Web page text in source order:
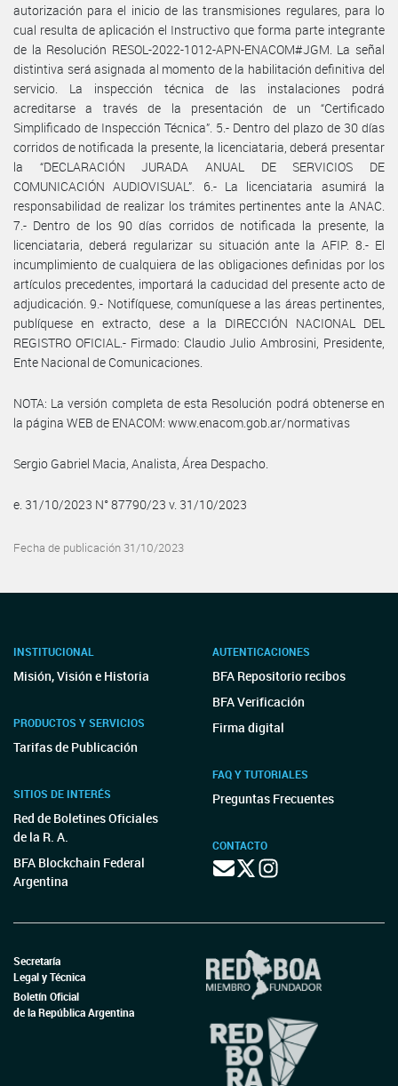
autorización para el inicio de las transmisiones regulares, para lo
cual resulta de aplicación el Instructivo que forma parte integrante
de la Resolución RESOL-2022-1012-APN-ENACOM#JGM. La señal
distintiva será asignada al momento de la habilitación definitiva del
servicio. La inspección técnica de las instalaciones podrá
acreditarse a través de la presentación de un “Certificado
Simplificado de Inspección Técnica”. 5.- Dentro del plazo de 30 días
corridos de notificada la presente, la licenciataria, deberá presentar
la “DECLARACIÓN JURADA ANUAL DE SERVICIOS DE
COMUNICACIÓN AUDIOVISUAL”. 6.- La licenciataria asumirá la
responsabilidad de realizar los trámites pertinentes ante la ANAC.
7.- Dentro de los 90 días corridos de notificada la presente, la
licenciataria, deberá regularizar su situación ante la AFIP. 8.- El
incumplimiento de cualquiera de las obligaciones definidas por los
artículos precedentes, importará la caducidad del presente acto de
adjudicación. 9.- Notifíquese, comuníquese a las áreas pertinentes,
publíquese en extracto, dese a la DIRECCIÓN NACIONAL DEL
REGISTRO OFICIAL.- Firmado: Claudio Julio Ambrosini, Presidente,
Ente Nacional de Comunicaciones.
NOTA: La versión completa de esta Resolución podrá obtenerse en
la página WEB de ENACOM: www.enacom.gob.ar/normativas
Sergio Gabriel Macia, Analista, Área Despacho.
e. 31/10/2023 N° 87790/23 v. 31/10/2023
Fecha de publicación 31/10/2023
INSTITUCIONAL
Misión, Visión e Historia
PRODUCTOS Y SERVICIOS
Tarifas de Publicación
SITIOS DE INTERÉS
Red de Boletines Oficiales
de la R. A.
BFA Blockchain Federal
Argentina
AUTENTICACIONES
BFA Repositorio recibos
BFA Verificación
Firma digital
FAQ Y TUTORIALES
Preguntas Frecuentes
CONTACTO
Secretaría
Legal y Técnica
Boletín Oficial
de la República Argentina